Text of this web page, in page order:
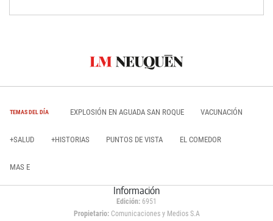
TEMAS DEL DÍA EXPLOSIÓN EN AGUADA SAN ROQUE VACUNACIÓN
+SALUD +HISTORIAS PUNTOS DE VISTA EL COMEDOR
MAS E
Información
Edición: 6951
Propietario:Comunicaciones y Medios S.A